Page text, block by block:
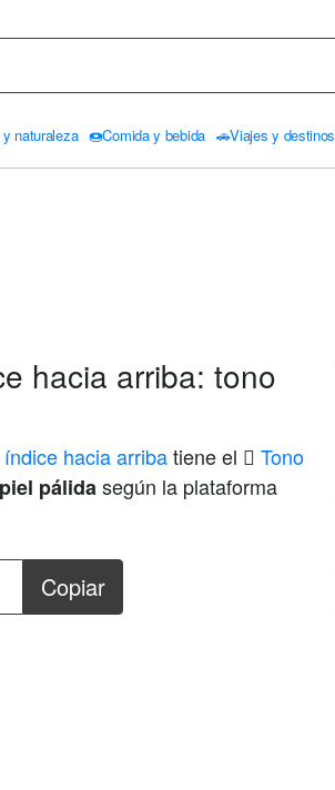
naturaleza 🍩Comida y bebida 🚗Viajes y destinos
hacia arriba: tono
hacia arribatiene el 🏻 Tono
pálidasegún la plataforma
Copiar